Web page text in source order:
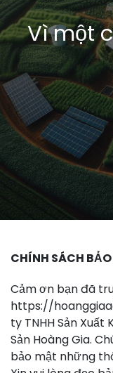
Vì một
CHÍNH SÁCH
Cảm ơn bạn đã
https://
ty TNHH Sản Xuất
Sản Hoàng Gia.
bảo mật những